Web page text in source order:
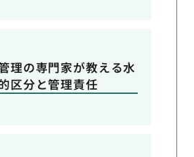
理の専門家が教える水
区分と管理責任